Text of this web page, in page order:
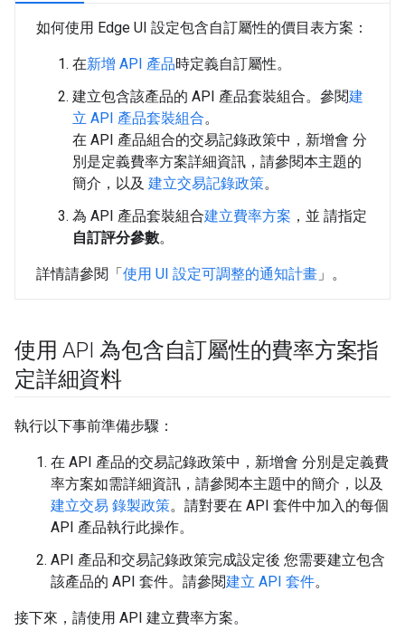
如何使用 Edge UI 設定包含自訂屬性的價目表方案：
在新增 API 產品時定義自訂屬性。
建立包含該產品的 API 產品套裝組合。參閱建
立 API 產品套裝組合。
在 API 產品組合的交易記錄政策中，新增會 分
別是定義費率方案詳細資訊，請參閱本主題的
簡介，以及 建立交易記錄政策。
為 API 產品套裝組合建立費率方案 ，並 請指定
自訂評分參數。
詳情請參閱「 使用 UI 設定可調整的通知計畫 」。
使用 API 為包含自訂屬性的費率方案指
定詳細資料
執行以下事前準備步驟：
在 API 產品的交易記錄政策中，新增會 分別是定義費
率方案如需詳細資訊，請參閱本主題中的簡介，以及
建立交易 錄製政策。請對要在 API 套件中加入的每個
API 產品執行此操作。
API 產品和交易記錄政策完成設定後 您需要建立包含
該產品的 API 套件。請參閱建立 API 套件。
接下來，請使用 API 建立費率方案。